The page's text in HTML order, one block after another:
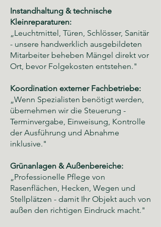
Instandhaltung & technische
Kleinreparaturen:
„Leuchtmittel, Türen, Schlösser, Sanitär
- unsere handwerklich ausgebildeten
Mitarbeiter beheben Mängel direkt vor
Ort, bevor Folgekosten entstehen."
Koordination externer Fachbetriebe:
„Wenn Spezialisten benötigt werden,
übernehmen wir die Steuerung -
Terminvergabe, Einweisung, Kontrolle
der Ausführung und Abnahme
inklusive."
Grünanlagen & Außenbereiche:
„Professionelle Pflege von
Rasenflächen, Hecken, Wegen und
Stellplätzen - damit Ihr Objekt auch von
außen den richtigen Eindruck macht."